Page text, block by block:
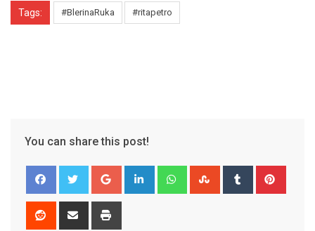
Tags: #BlerinaRuka #ritapetro
You can share this post!
Google+ LinkedIn WhatsappStumbleUpon
Tumblr
Reddit
Share